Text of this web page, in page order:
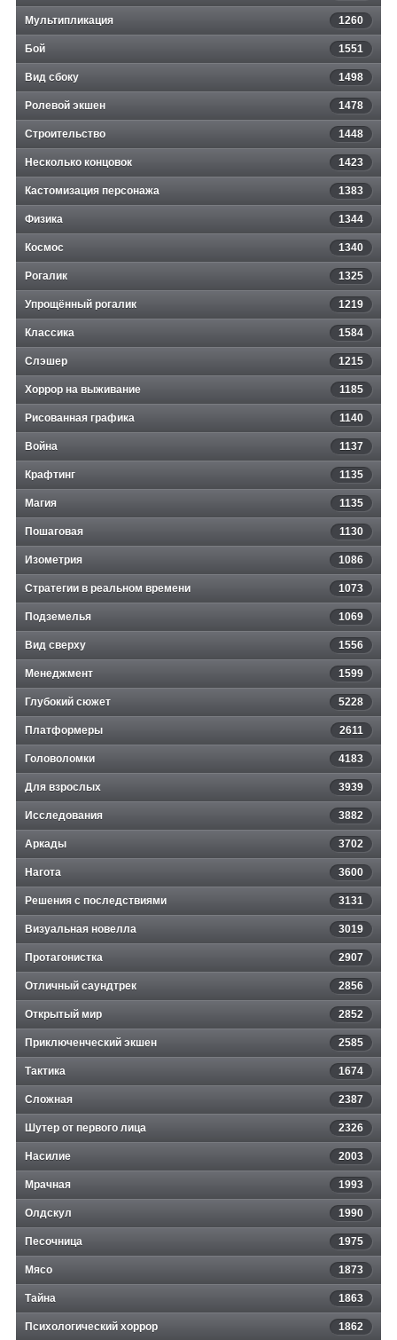
Мультипликация 1260
Бой 1551
Вид сбоку 1498
Ролевой экшен 1478
Строительство 1448
Несколько концовок 1423
Кастомизация персонажа 1383
Физика 1344
Космос 1340
Рогалик 1325
Упрощённый рогалик 1219
Классика 1584
Слэшер 1215
Хоррор на выживание 1185
Рисованная графика 1140
Война 1137
Крафтинг 1135
Магия 1135
Пошаговая 1130
Изометрия 1086
Стратегии в реальном времени 1073
Подземелья 1069
Вид сверху 1556
Менеджмент 1599
Глубокий сюжет 5228
Платформеры 2611
Головоломки 4183
Для взрослых 3939
Исследования 3882
Аркады 3702
Нагота 3600
Решения с последствиями 3131
Визуальная новелла 3019
Протагонистка 2907
Отличный саундтрек 2856
Открытый мир 2852
Приключенческий экшен 2585
Тактика 1674
Сложная 2387
Шутер от первого лица 2326
Насилие 2003
Мрачная 1993
Олдскул 1990
Песочница 1975
Мясо 1873
Тайна 1863
Психологический хоррор 1862